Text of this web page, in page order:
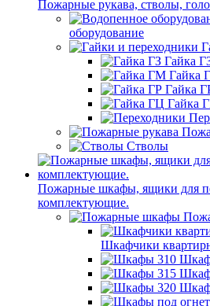
Пожарные рукава, стволы,
оборудование
Гайка
Гайка
Гайка
Гайка
Стволы
Пожарные шкафы, ящики для
комплектующие.
Шкафчики